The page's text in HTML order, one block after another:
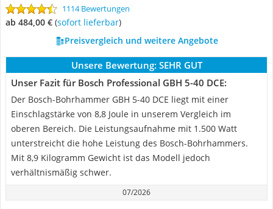
1114 Bewertungen
ab 484,00 € ( Sofort lieferbar)
Preisvergleich und weitere Angebote
Unsere Bewertung: SEHR GUT
Unser Fazit für Bosch Professional GBH 5-40 DCE:
Der Bosch-Bohrhammer GBH 5-40 DCE liegt mit einer
Einschlagstärke von 8,8 Joule in unserem Vergleich im
oberen Bereich. Die Leistungsaufnahme mit 1.500 Watt
unterstreicht die hohe Leistung des Bosch-Bohrhammers.
Mit 8,9 Kilogramm Gewicht ist das Modell jedoch
verhältnismäßig schwer.
07/2026